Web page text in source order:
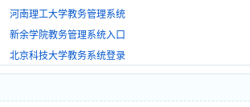
河南理工大学教务管理系统
新余学院教务管理系统入口
北京科技大学教务系统登录